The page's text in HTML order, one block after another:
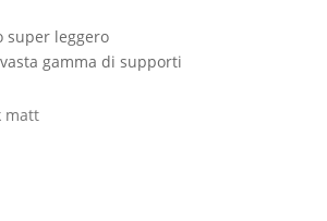
super leggero
gamma di supporti
matt